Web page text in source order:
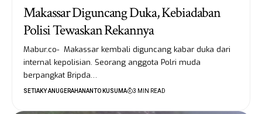
Makassar Diguncang Duka, Kebiadaban
Polisi Tewaskan Rekannya
Mabur.co- Makassar kembali diguncang kabar duka dari
internal kepolisian. Seorang anggota Polri muda
berpangkat Bripda…
SETIAKY ANUGERAHANANTO KUSUMA 3 MIN READ